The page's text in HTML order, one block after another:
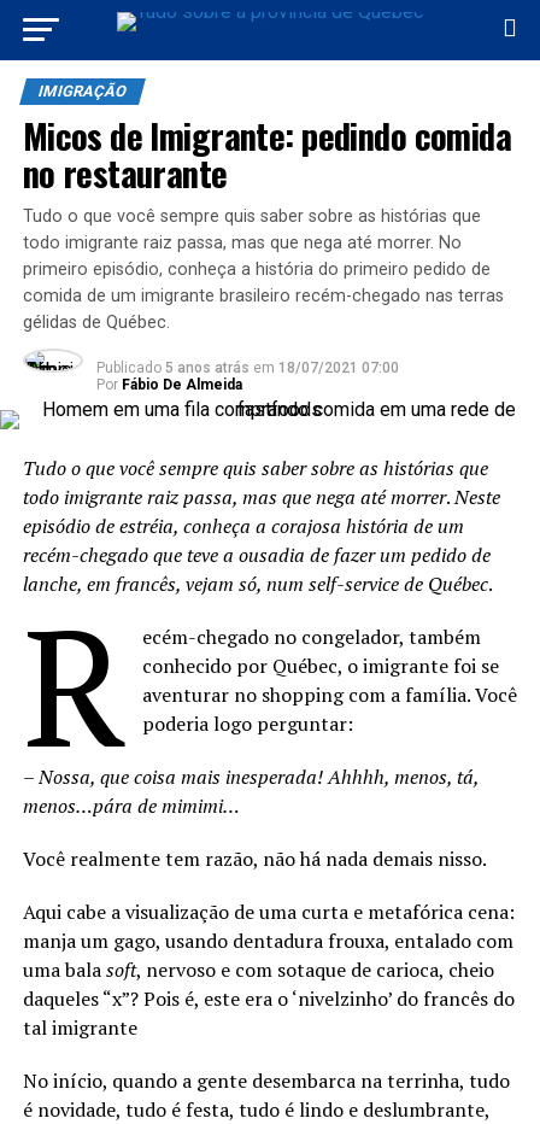
IMIGRAÇÃO
Micos de Imigrante: pedindo comida
no restaurante
Tudo o que você sempre quis saber sobre as histórias que
todo imigrante raiz passa, mas que nega até morrer. No
primeiro episódio, conheça a história do primeiro pedido de
comida de um imigrante brasileiro recém-chegado nas terras
gélidas de Québec.
Publicado 5 anos atrás em 18/07/2021 07:00
Por Fábio De Almeida
Tudo o que você sempre quis saber sobre as histórias que
todo imigrante raiz passa, mas que nega até morrer.Neste
episódio de estréia, conheça a corajosa história de um
recém-chegado que teve a ousadia de fazer um pedido de
lanche, em francês, vejam só, num self-service de Québec.
R
ecém-chegado no congelador, também
conhecido por Québec, o imigrante foi se
aventurar no shopping com a família. Você
poderia logo perguntar:
– Nossa, que coisa mais inesperada! Ahhhh, menos, tá,
menos…pára de mimimi…
Você realmente tem razão, não há nada demais nisso.
Aqui cabe a visualização de uma curta e metafórica cena:
manja um gago, usando dentadura frouxa, entalado com
uma balasoft, nervoso e com sotaque de carioca, cheio
daqueles “x”? Pois é, este era o ‘nivelzinho’ do francês do
tal imigrante
No início, quando a gente desembarca na terrinha, tudo
é novidade, tudo é festa, tudo é lindo e deslumbrante,